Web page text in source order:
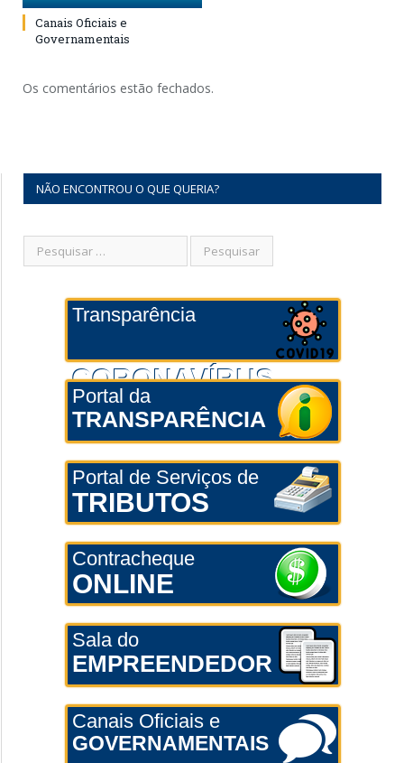
Canais Oficiais e
Governamentais
Os comentários estão fechados.
NÃO ENCONTROU O QUE QUERIA?
Transparência
CORONAVÍRUS
Portal da
TRANSPARÊNCIA
Portal de Serviços de
TRIBUTOS
Contracheque
ONLINE
Sala do
EMPREENDEDOR
Canais Oficiais e
GOVERNAMENTAIS